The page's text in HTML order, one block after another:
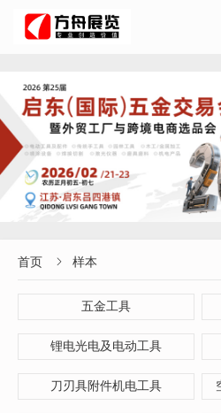
首页  样本
五金工具
锂电光电及电动工具
刀刃具附件机电工具